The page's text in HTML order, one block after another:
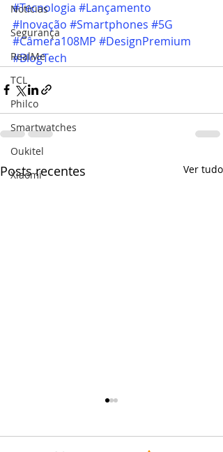
Notícias
Segurança
RealMe
TCL
Philco
Smartwatches
Oukitel
Xiaomi
#Tecnologia #Lançamento
#Inovação #Smartphones #5G
#Câmera108MP #DesignPremium
#BlogTech
Posts recentes Ver tudo